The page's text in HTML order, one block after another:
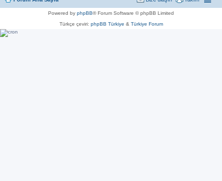
Powered by phpBB® Forum Software © phpBB Limited
Türkçe çeviri: phpBB Türkiye & Türkiye Forum